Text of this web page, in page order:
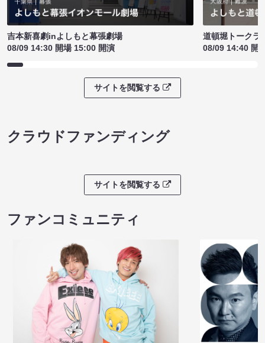
吉本新喜劇inよしもと幕張劇場
08/09 14:30 開場 15:00 開演
道頓堀トークラ
08/09 14:40 開
サイトを閲覧する
クラウドファンディング
サイトを閲覧する
ファンコミュニティ